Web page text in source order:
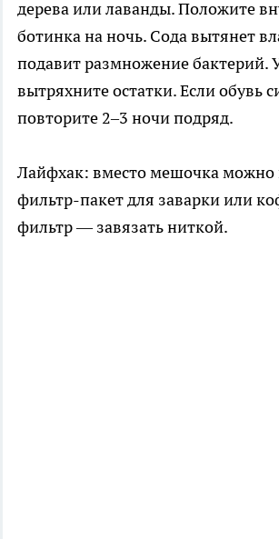
дерева или лаванды. Положите
ботинка на ночь. Сода вытянет
подавит размножение бактерий.
вытряхните остатки. Если обувь
повторите 2–3 ночи подряд.
Лайфхак: вместо мешочка можно
фильтр-пакет для заварки или
фильтр — завязать ниткой.